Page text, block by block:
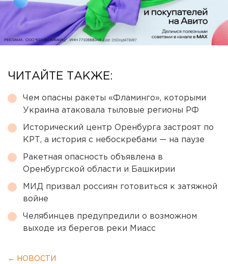
ЧИТАЙТЕ ТАКЖЕ:
Чем опасны ракеты «Фламинго», которыми
Украина атаковала тыловые регионы РФ
Исторический центр Оренбурга застроят по
КРТ, а история с небоскребами — на паузе
Ракетная опасность объявлена в
Оренбургской области и Башкирии
МИД призвал россиян готовиться к затяжной
войне
Челябинцев предупредили о возможном
выходе из берегов реки Миасс
← НОВОСТИ